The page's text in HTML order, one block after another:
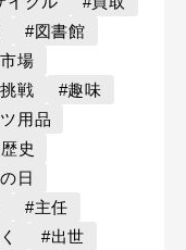
#図書館
場
戦
#趣味
用品
史
日
#主任
#出世